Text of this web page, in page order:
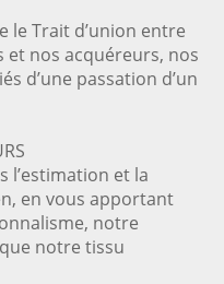
le Trait d’union entre
nos acquéreurs, nos
d’une passation d’un
l’estimation et la
en vous apportant
notre
notre tissu